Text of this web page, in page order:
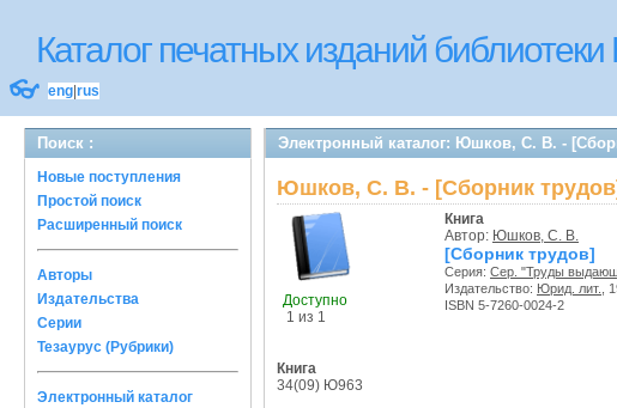
Каталог печатных изданий
👓 eng rus
Поиск :
Новые поступления
Простой поиск
Расширенный поиск
Авторы
Издательства
Серии
Тезаурус (Рубрики)
Электронный каталог
Электронный каталог: Юшков, С. В. -
Юшков, С. В. - [Сборник
Доступно
1 из 1
Книга
Автор: Юшков, С. В.
[Сборник трудов]
Серия: Сер. "Труды
Издательство: Юрид. лит.
,
ISBN 5-7260-0024-2
Книга
34(09) Ю963